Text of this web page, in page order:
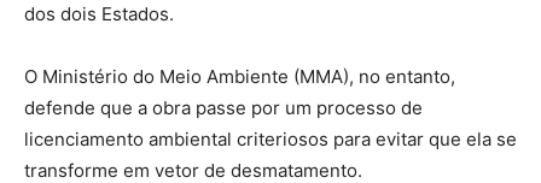
dos dois Estados.
O Ministério do Meio Ambiente (MMA), no entanto,
defende que a obra passe por um processo de
licenciamento ambiental criteriosos para evitar que ela se
transforme em vetor de desmatamento.